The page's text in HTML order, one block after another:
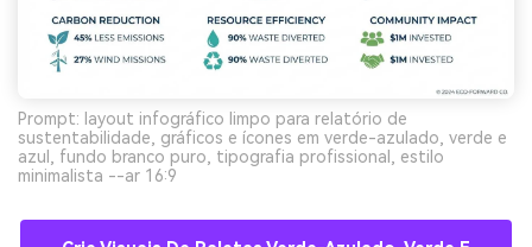
Prompt: layout infográfico limpo para relatório de
sustentabilidade, gráficos e ícones em verde-azulado, verde e
azul, fundo branco puro, tipografia profissional, estilo
minimalista --ar 16:9